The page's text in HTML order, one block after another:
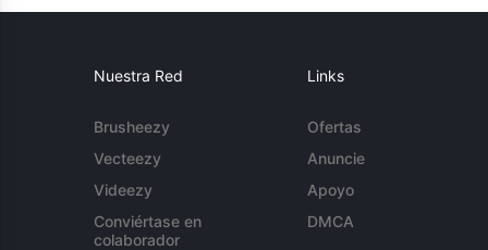
Nuestra Red
Brusheezy
Vecteezy
Videezy
Conviértase en
colaborador
Links
Ofertas
Anuncie
Apoyo
DMCA